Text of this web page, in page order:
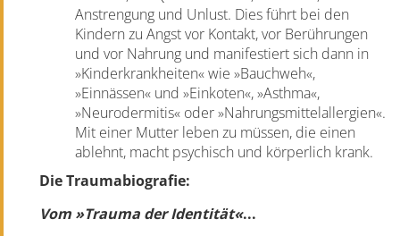
Anstrengung und Unlust. Dies führt bei den
Kindern zu Angst vor Kontakt, vor Berührungen
und vor Nahrung und manifestiert sich dann in
»Kinderkrankheiten« wie »Bauchweh«,
»Einnässen« und »Einkoten«, »Asthma«,
»Neurodermitis« oder »Nahrungsmittelallergien«.
Mit einer Mutter leben zu müssen, die einen
ablehnt, macht psychisch und körperlich krank.
Die Traumabiografie:
Vom »Trauma der Identität«...